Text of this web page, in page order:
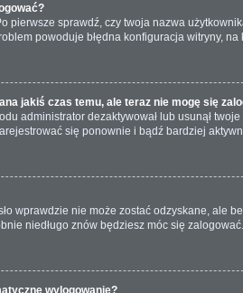
pierwsze sprawdź, czy twoja nazwa
powoduje błędna konfiguracja witryny,
jakiś czas temu, ale teraz nie mogę się
administrator dezaktywował lub usunął
się ponownie i bądź bardziej
wprawdzie nie może zostać odzyskane, ale
niedługo znów będziesz móc się zalogować.
wylogowanie?